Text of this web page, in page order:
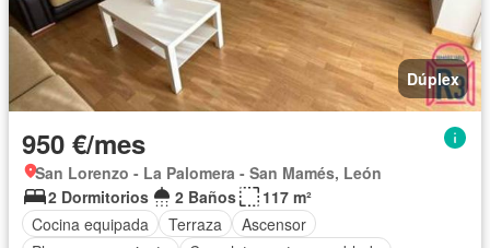
Dúplex
950 €/mes
San Lorenzo - La Palomera - San Mamés, León
2 Dormitorios
2 Baños
117 m²
Cocina equipada
Terraza
Ascensor